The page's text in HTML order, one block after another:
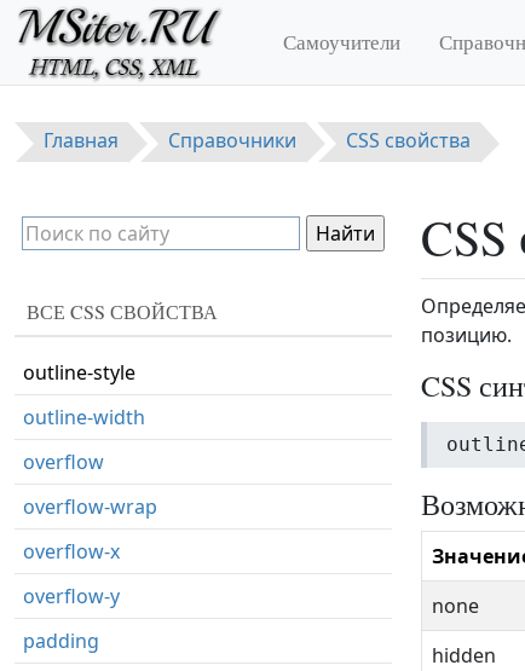
Перейти к основному содержанию
Самоучители
Главная Справочники CSS свойства
CSS
позицию.
CSS
none
hidden
ВСЕ CSS СВОЙСТВА
min-height
min-width
order
outline
outline-offset
outline-style
outline-width
overflow
overflow-wrap
overflow-x
overflow-y
padding